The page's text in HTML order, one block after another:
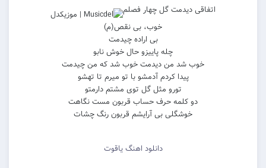
اﺗﻔﺎﻗﻰ دﻳﺪﻣﺖ گل ﭼﻬﺎر ﻓﺼﻠﻢ
خوب، بی نقص(م)
ﺑﻰ اراده ﭼﻴﺪﻣﺖ
ﭼﻠﻪ ﭘﺎﻳﻴﺰو ﺣﺎل ﺧﻮش ﻧﺎﺑﻮ
ﺧﻮب ﺷﺪ ﻣﻦ دﻳﺪﻣﺖ ﺧﻮب ﺷﺪ ﻛﻪ ﻣﻦ ﭼﻴﺪﻣﺖ
ﭘﻴﺪا ﻛﺮدم آدﻣﺸﻮ ﺑﺎ ﺗﻮ ﻣﻴﺮم ﺗﺎ ﺗﻬﺸﻮ
ﺗﻮرو ﻣﺜﻞ ﮔﻞ ﺗﻮی ﻣﺸﺘﻢ دارﻣﺘﻮ
دو ﻛﻠﻤﻪ ﺣﺮف ﺣﺴﺎب ﻗﺮﺑﻮن ﻣﺴﺖ ﻧﮕﺎﻫﺖ
ﺧﻮﺷﮕﻠﻰ ﺑﻰ آراﻳﺸﻢ ﻗﺮﺑﻮن رﻧﮓ ﭼﺸﺎت
دانلود اهنگ یاقوت